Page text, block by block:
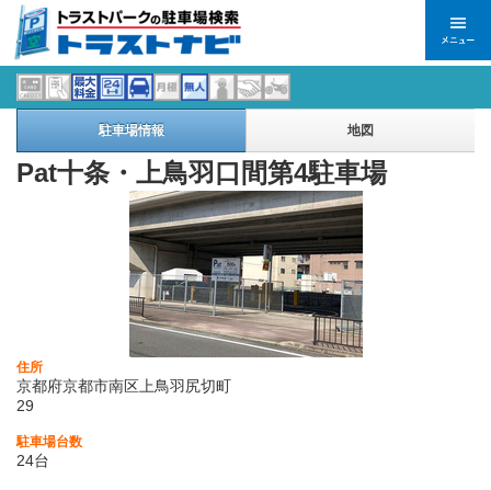
駐車場情報 地図
Pat十条・上鳥羽口間第4駐車場
住所
京都府京都市南区上鳥羽尻切町
29
駐車場台数
24台